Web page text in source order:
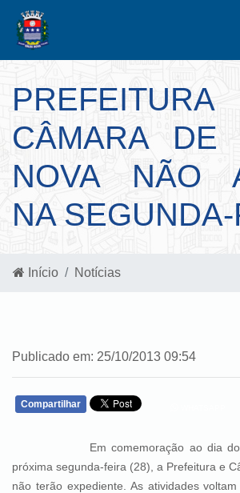
CÂMARA DE
NOVA NÃO
NA
Início Notícias
Publicado em: 25/10/2013 09:54
Compartilhar
Em comemoração ao dia do
próxima segunda-feira (28), a Prefeitura e
não terão expediente. As atividades